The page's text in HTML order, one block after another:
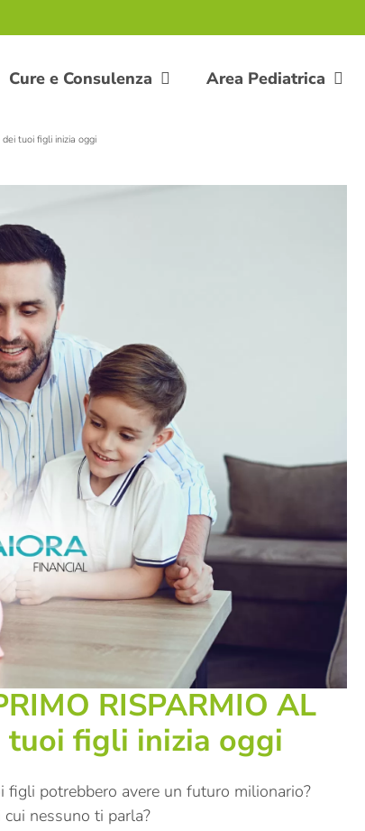
Cure e Consulenza Area Pediatrica
tuoi figli inizia oggi
RISPARMIO AL
tuoi figli inizia oggi
figli potrebbero avere un futuro milionario?
nessuno ti parla?